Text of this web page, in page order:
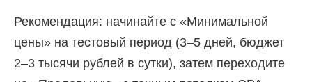
Рекомендация: начинайте с «Минимальной
цены» на тестовый период (3–5 дней, бюджет
2–3 тысячи рублей в сутки), затем переходите